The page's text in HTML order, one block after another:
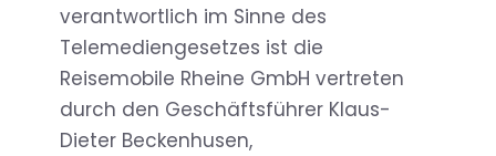
verantwortlich im Sinne des
Telemediengesetzes ist die
Reisemobile Rheine GmbH vertreten
durch den Geschäftsführer Klaus-
Dieter Beckenhusen,